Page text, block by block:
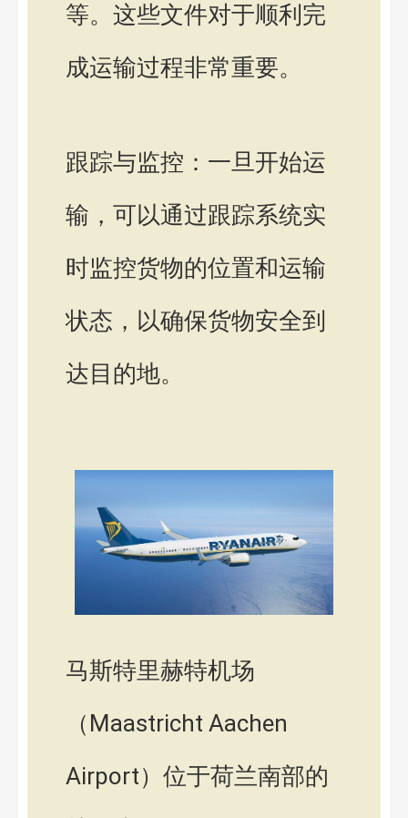
等。这些文件对于顺利完
成运输过程非常重要。
跟踪与监控：一旦开始运
输，可以通过跟踪系统实
时监控货物的位置和运输
状态，以确保货物安全到
达目的地。
马斯特里赫特机场
（Maastricht Aachen
Airport）位于荷兰南部的